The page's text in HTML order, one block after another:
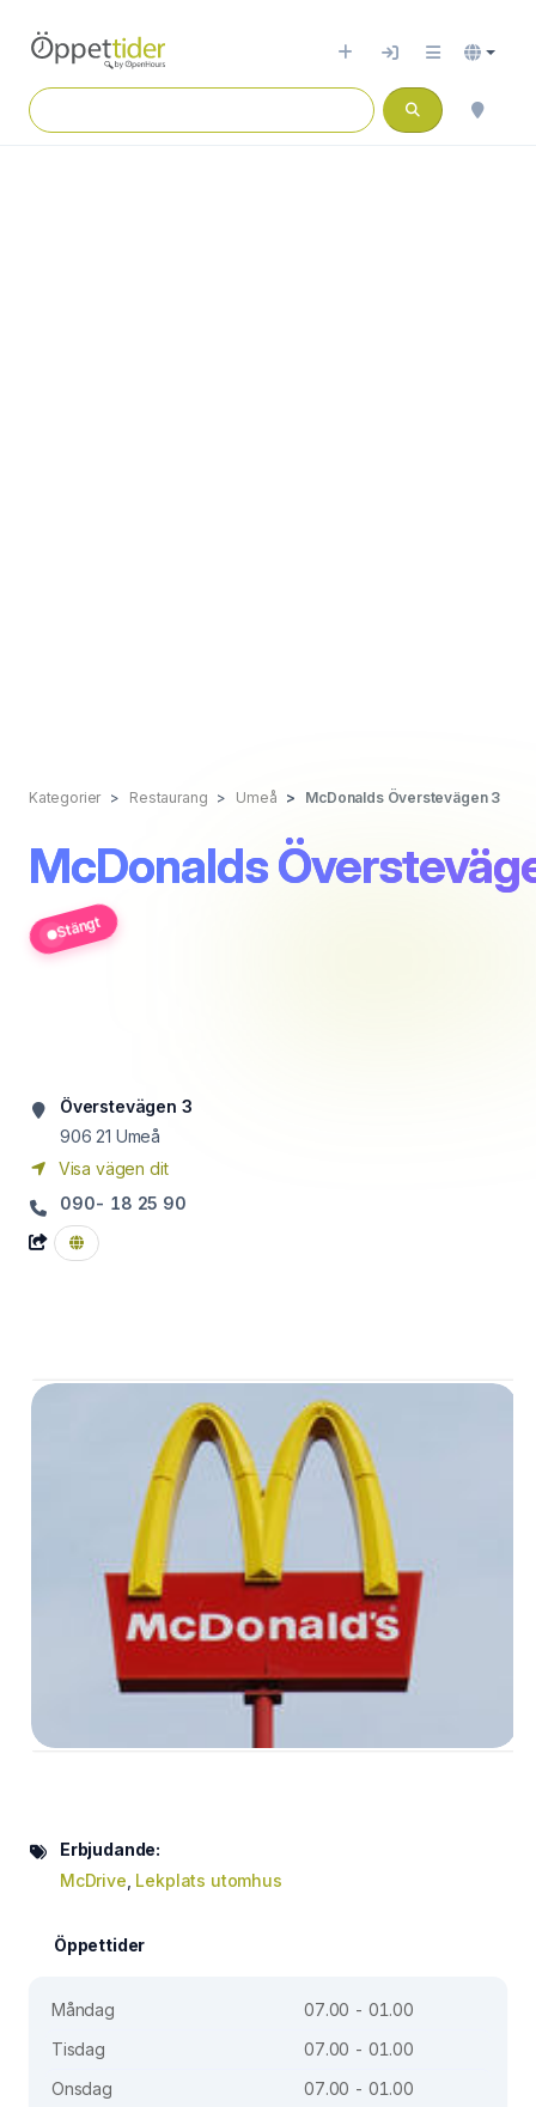
Kategorier Restaurang Umeå McDonalds Överstevägen 3
McDonalds
Stängt
Överstevägen 3
906 21 Umeå
Visa vägen dit
090- 18 25 90
Erbjudande:
McDrive Lekplats utomhus
Öppettider
Måndag
07.00 - 01.00
Tisdag
07.00 - 01.00
Onsdag
07.00 - 01.00